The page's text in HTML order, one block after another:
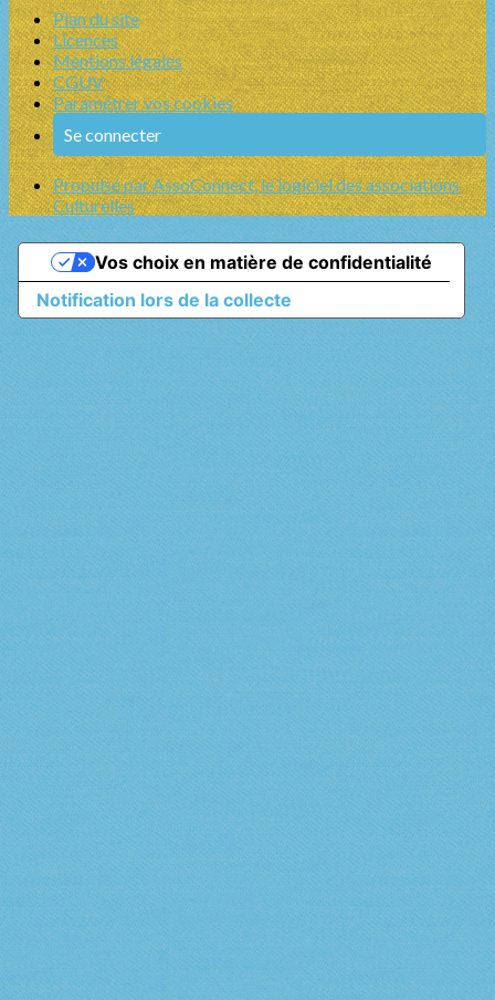
Plan du site
Licences
Mentions légales
CGUV
Paramétrer vos cookies
Se connecter
Propulsé par AssoConnect, le logiciel des associations
Culturelles
Notification lors de la collecte
Vos choix en matière de confidentialité